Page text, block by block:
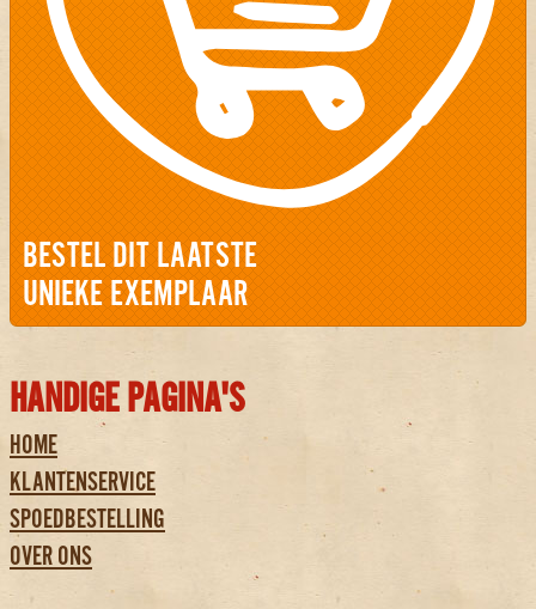
BESTEL DIT LAATSTE
UNIEKE EXEMPLAAR
HANDIGE PAGINA'S
HOME
KLANTENSERVICE
SPOEDBESTELLING
OVER ONS